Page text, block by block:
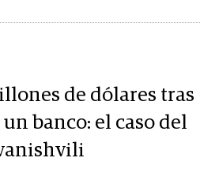
de dólares tras
banco: el caso del